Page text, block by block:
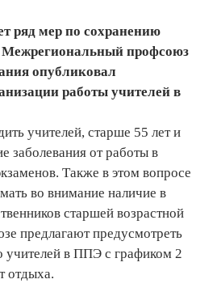
ряд мер по сохранению
Межрегиональный профсоюз
опубликовал
работы учителей в
учителей, старше 55 лет и
заболевания от работы в
Также в этом вопросе
во внимание наличие в
старшей возрастной
предлагают предусмотреть
учителей в ППЭ с графиком 2
отдыха.